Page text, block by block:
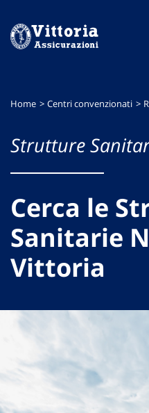
menu
contenuto
footer
Home Centri convenzionati
Strutture
Cerca le
Sanitarie
Vittoria